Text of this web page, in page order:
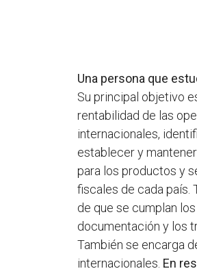
Una persona que
Su principal objetivo
rentabilidad de las
internacionales,
establecer y
para los productos y
fiscales de cada país.
de que se cumplan
documentación y los
También se encarga
internacionales. En